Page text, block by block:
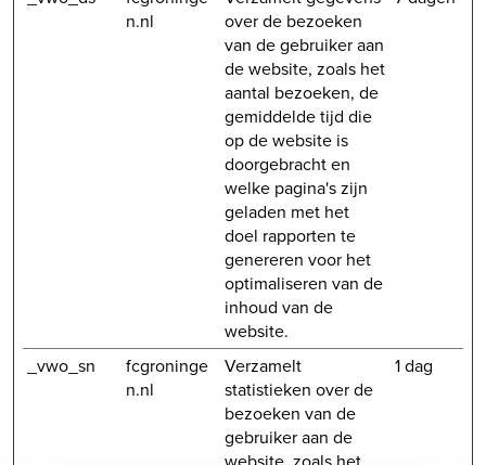
n.nl
over de bezoeken
van de gebruiker aan
de website, zoals het
aantal bezoeken, de
gemiddelde tijd die
op de website is
doorgebracht en
welke pagina's zijn
geladen met het
doel rapporten te
genereren voor het
optimaliseren van de
inhoud van de
website.
_vwo_sn
fcgroninge
n.nl
Verzamelt
statistieken over de
bezoeken van de
gebruiker aan de
1 dag